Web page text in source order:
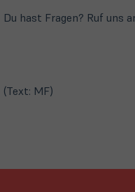
Du hast Fragen? Ruf uns
(Text: MF)